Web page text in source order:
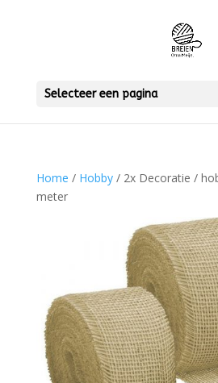
Selecteer een pagina
Home / Hobby/ 2x Decoratie /
meter